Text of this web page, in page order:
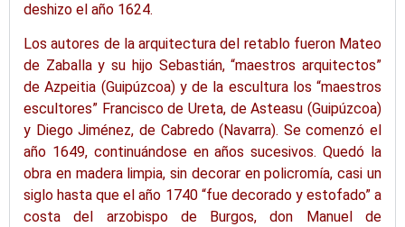
deshizo el año 1624.
Los autores de la arquitectura del retablo fueron Mateo
de Zaballay su hijo Sebastián, “maestros arquitectos”
de Azpeitia (Guipúzcoa) y de la escultura los “maestros
escultores” Francisco de Ureta, deAsteasu (Guipúzcoa)
y Diego Jiménez, de Cabredo(Navarra). Se comenzó el
año 1649, continuándose en años sucesivos. Quedó la
obra en madera limpia, sin decorar en policromía, casi un
siglo hasta que el año 1740 “fue decorado y estofado” a
costa del arzobispo de Burgos, don Manuel de